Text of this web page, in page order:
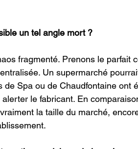
un tel angle mort ?
fragmenté. Prenons le parfait
Un supermarché
de Spa ou de Chaudfontaine ont
le fabricant. En
la taille du marché,